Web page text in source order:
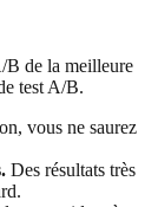
B de la meilleure
test A/B.
vous ne saurez
Des résultats très